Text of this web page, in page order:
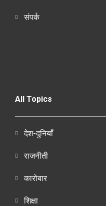
संपर्क
All Topics
देश-दुनियाँ
राजनीती
कारोबार
शिक्षा